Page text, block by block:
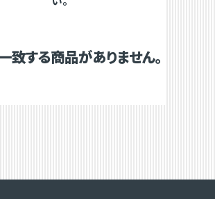
致する商品がありません。